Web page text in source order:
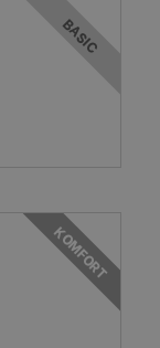
BASIC
KOMFORT